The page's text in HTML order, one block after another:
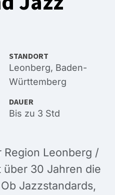
STANDORT
Leonberg, Baden-
Württemberg
DAUER
Bis zu 3 Std
Region Leonberg /
30 Jahren die
Jazzstandards,